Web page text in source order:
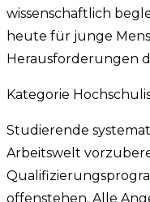
wissenschaftlich
heute für junge
Herausforderungen
Kategorie
Studierende
Arbeitswelt
offenstehen. Alle